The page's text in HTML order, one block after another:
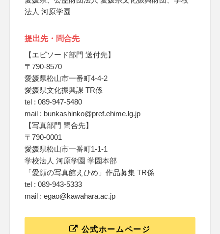
法人 河原学園
提出先・問合先
【エピソード部門 送付先】
〒790-8570
愛媛県松山市一番町4-4-2
愛媛県文化振興課 TR係
tel : 089-947-5480
mail : bunkashinko@pref.ehime.lg.jp
【写真部門 問合先】
〒790-0001
愛媛県松山市一番町1-1-1
学校法人 河原学園 学園本部
「愛顔の写真館えひめ」作品募集 TR係
tel : 089-943-5333
mail : egao@kawahara.ac.jp
公式ホームページ